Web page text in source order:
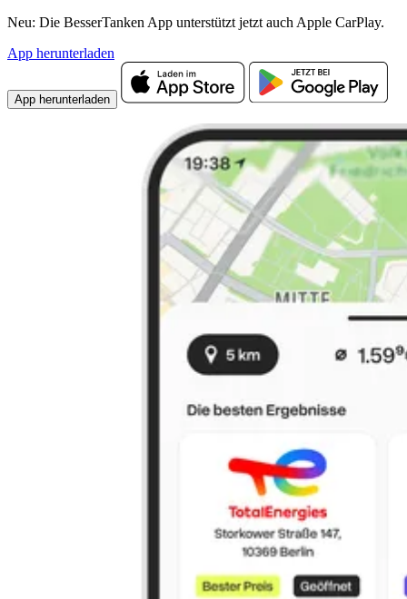
Neu: Die BesserTanken App unterstützt jetzt auch Apple CarPlay.
App herunterladen
App herunterladen